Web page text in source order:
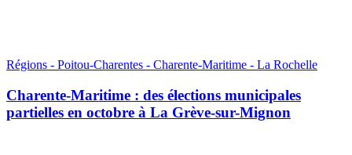
Régions - Poitou-Charentes - Charente-Maritime - La Rochelle
Charente-Maritime : des élections municipales
partielles en octobre à La Grève-sur-Mignon